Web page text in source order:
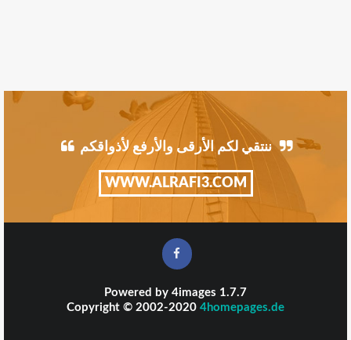
ننتقي لكم الأرقى والأرفع لأذواقكم
WWW.ALRAFI3.COM
Powered by 4images 1.7.7
Copyright © 2002-2020 4homepages.de